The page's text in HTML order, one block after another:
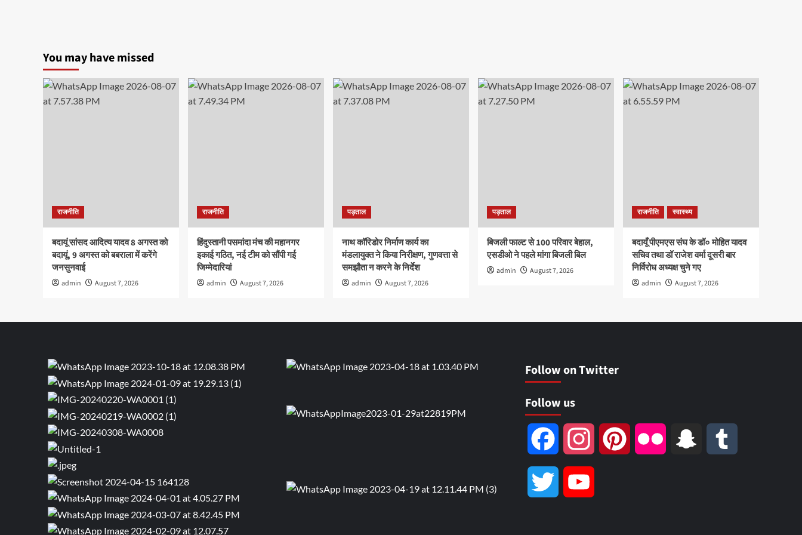
रैली
संयुक्त
रूप
से
दिए
You may have missed
राजनीति
बदायूं सांसद आदित्य यादव 8 अगस्त को
बदायूं, 9 अगस्त को बबराला में करेंगे
जनसुनवाई
admin August 7, 2026
राजनीति
हिंदुस्तानी पसमांदा मंच की महानगर
इकाई गठित, नई टीम को सौंपी गई
जिम्मेदारियां
admin August 7, 2026
पड़ताल
नाथ कॉरिडोर निर्माण कार्य का
मंडलायुक्त ने किया निरीक्षण, गुणवत्ता से
समझौता न करने के निर्देश
admin August 7, 2026
पड़ताल
बिजली फाल्ट से 100 परिवार बेहाल,
एसडीओ ने पहले मांगा बिजली बिल
admin August 7, 2026
राजनीति स्वास्थ्य
बदायूँ पीएमएस संघ के डॉ० मोहित यादव
सचिव तथा डॉ राजेश वर्मा दूसरी बार
निर्विरोध अध्यक्ष चुने गए
admin August 7, 2026
Follow on Twitter
Follow us
Facebook Instagram Pinterest Flickr Snapchat
Twitter